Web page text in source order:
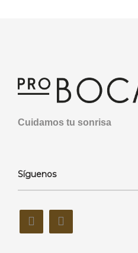
Cuidamos tu sonrisa
Síguenos